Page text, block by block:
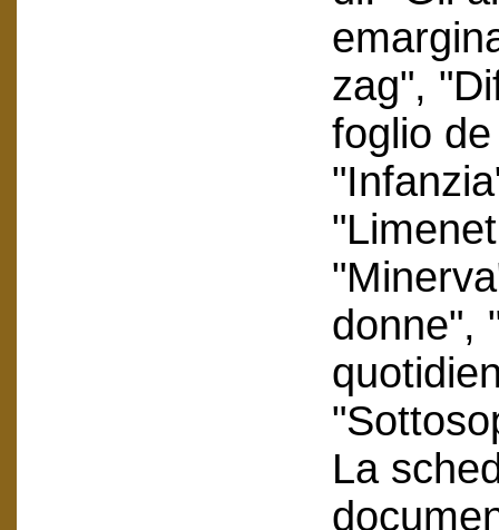
zag",
foglio
donne",
La